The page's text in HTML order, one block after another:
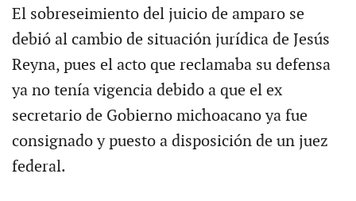
El sobreseimiento del juicio de amparo se
debió al cambio de situación jurídica de Jesús
Reyna, pues el acto que reclamaba su defensa
ya no tenía vigencia debido a que el ex
secretario de Gobierno michoacano ya fue
consignado y puesto a disposición de un juez
federal.